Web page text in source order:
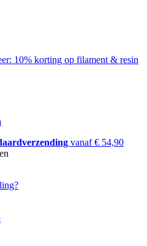
​​10% korting op filament & resin
vanaf € 54,90